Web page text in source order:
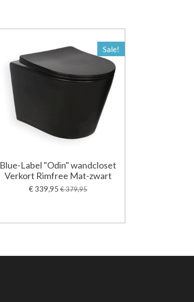
Sale!
Blue-Label "Odin" wandcloset
Verkort Rimfree Mat-zwart
€ 339,95 € 379,95